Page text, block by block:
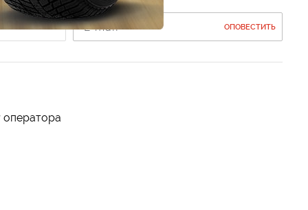
ОПОВЕСТИТЬ
оператора